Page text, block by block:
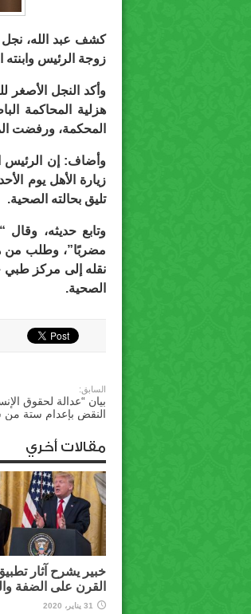
كشف عبد الله، نجل
زوجة الرئيس وابنته
وأكد النجل الأصغر
هزلية المحاكمة
المحكمة، ورفضت
وأضاف: إن الرئيس
تليق بحالته الصحية.
وتابع حديثه،
مضربًا”، وطلب من
نقله إلى مركز طبي
الصحية.
السابق:
بيان “عدالة لحقوق
النقض بإعدام ستة من
مقالات أخري
خبير يشرح آثار
القرن على الضفة
31 يناير، 2020